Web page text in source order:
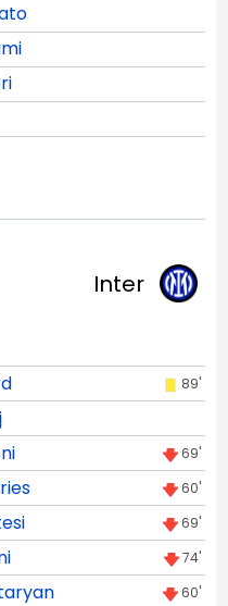
Inter
89'
69'
60'
69'
74'
60'